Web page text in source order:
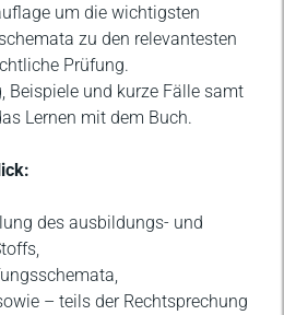
um die wichtigsten
zu den relevantesten
Prüfung.
Beispiele und kurze Fälle samt
Lernen mit dem Buch.
des ausbildungs- und
– teils der Rechtsprechung